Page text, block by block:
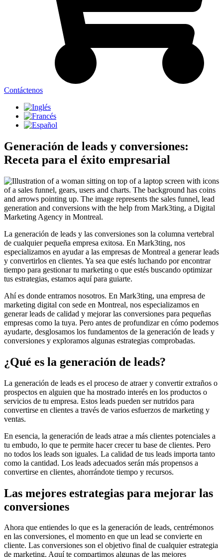
Contáctenos
Generación de leads y conversiones:
Receta para el éxito empresarial
La generación de leads y las conversiones son la columna vertebral
de cualquier pequeña empresa exitosa. En Mark3ting, nos
especializamos en ayudar a las empresas de Montreal a generar leads
y convertirlos en clientes. Ya sea que estés luchando por encontrar
tiempo para gestionar tu marketing o que estés buscando optimizar
tus estrategias, estamos aquí para guiarte.
Ahí es donde entramos nosotros. En Mark3ting, una empresa de
marketing digital con sede en Montreal, nos especializamos en
generar leads de calidad y mejorar las conversiones para pequeñas
empresas como la tuya. Pero antes de profundizar en cómo podemos
ayudarte, desglosamos los fundamentos de la generación de leads y
conversiones y exploramos algunas estrategias comprobadas.
¿Qué es la generación de leads?
La generación de leads es el proceso de atraer y convertir extraños o
prospectos en alguien que ha mostrado interés en los productos o
servicios de tu empresa. Estos leads pueden ser nutridos para
convertirse en clientes a través de varios esfuerzos de marketing y
ventas.
En esencia, la generación de leads atrae a más clientes potenciales a
tu embudo, lo que te permite hacer crecer tu base de clientes. Pero
no todos los leads son iguales. La calidad de tus leads importa tanto
como la cantidad. Los leads adecuados serán más propensos a
convertirse en clientes, ahorrándote tiempo y recursos.
Las mejores estrategias para mejorar las
conversiones
Ahora que entiendes lo que es la generación de leads, centrémonos
en las conversiones, el momento en que un lead se convierte en
cliente. Las conversiones son el objetivo final de cualquier estrategia
de marketing. Aquí te compartimos algunas de las mejores